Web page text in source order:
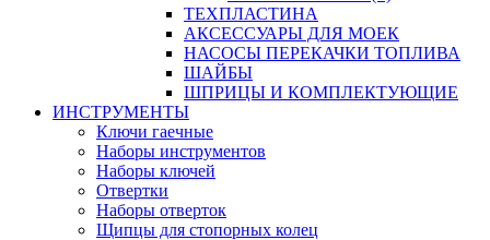
ТЕХПЛАСТИНА
АКСЕССУАРЫ ДЛЯ МОЕК
НАСОСЫ ПЕРЕКАЧКИ ТОПЛИВА
ШАЙБЫ
ШПРИЦЫ И КОМПЛЕКТУЮЩИЕ
ИНСТРУМЕНТЫ
Ключи гаечные
Наборы инструментов
Наборы ключей
Отвертки
Наборы отверток
Щипцы для стопорных колец